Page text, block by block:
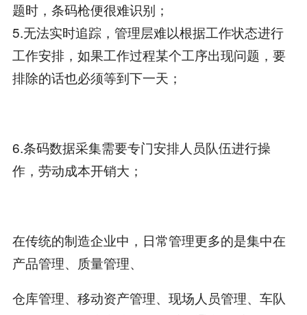
题时，条码枪便很难识别；
5.无法实时追踪，管理层难以根据工作状态进行
工作安排，如果工作过程某个工序出现问题，要
排除的话也必须等到下一天；
6.条码数据采集需要专门安排人员队伍进行操
作，劳动成本开销大；
在传统的制造企业中，日常管理更多的是集中在
产品管理、质量管理、
仓库管理、移动资产管理、现场人员管理、车队